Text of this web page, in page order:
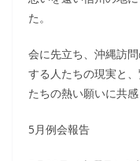
た。
会に先立ち、沖縄訪
する人たちの現実と
たちの熱い願いに共
5月例会報告